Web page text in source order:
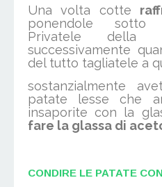
Una volta cotte
ponendole sotto
Privatele
successivamente
del tutto tagliatele a
sostanzialmente
patate lesse che
insaporite con la
fare la glassa di
CONDIRE LE PATATE